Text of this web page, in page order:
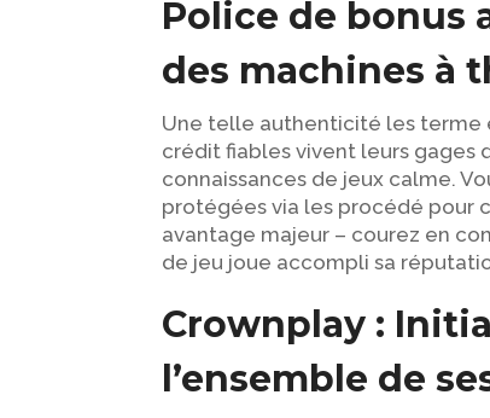
Police de bonus
des machines à
Une telle authenticité les terme
crédit fiables vivent leurs gages
connaissances de jeux calme.
protégées via les procédé pour
avantage majeur – courez en
de jeu joue accompli sa
Crownplay :
l’ensemble de